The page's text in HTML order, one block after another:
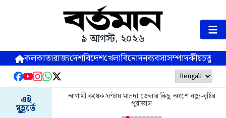
৯ আগস্ট, ২০২৬
কলকাতারাজ্যদেশবিদেশখেলাবিনোদনব্যবসাসম্পাদকীয়
এই
মুহূর্তে
আগামী কয়েক ঘণ্টায় মালদা জেলার কিছু অংশে বজ্র-বৃষ্টির
পূর্বাভাস